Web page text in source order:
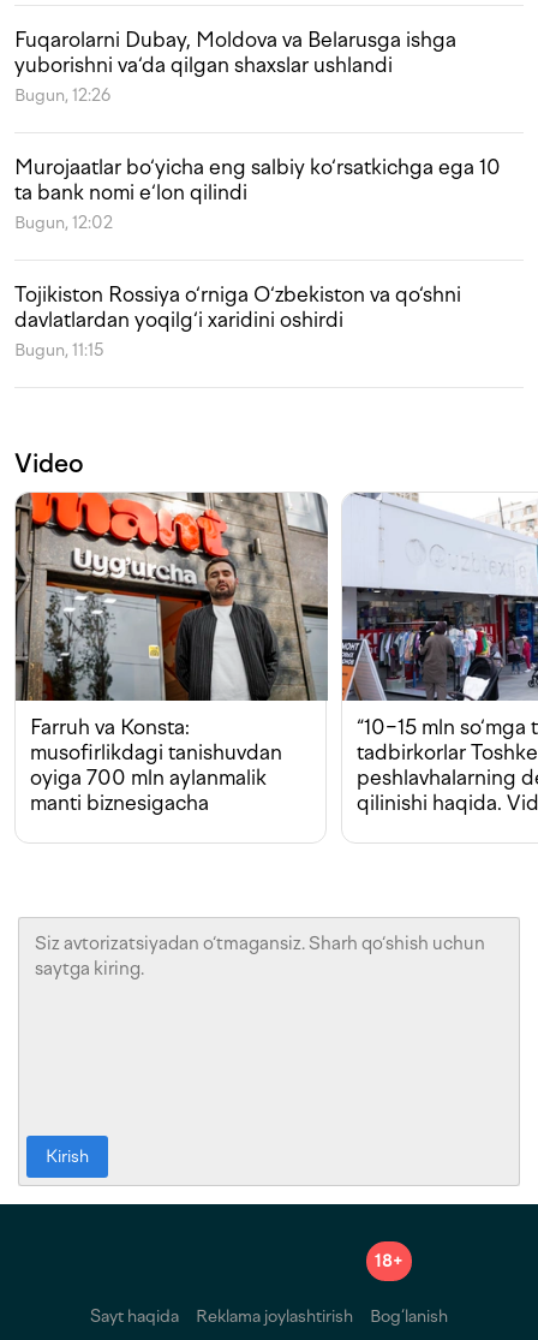
Fuqarolarni Dubay, Moldova va Belarusga ishga
yuborishni va‘da qilgan shaxslar ushlandi
Bugun, 12:26
Murojaatlar bo‘yicha eng salbiy ko‘rsatkichga ega 10
ta bank nomi e‘lon qilindi
Bugun, 12:02
Tojikiston Rossiya o‘rniga O‘zbekiston va qo‘shni
davlatlardan yoqilg‘i xaridini oshirdi
Bugun, 11:15
Video
Farruh va Konsta:
musofirlikdagi tanishuvdan
oyiga 700 mln aylanmalik
manti biznesigacha
“10−15 mln so‘mga
tadbirkorlar
peshlavhalarning
qilinishi haqida.
Kirish
18+
Sayt haqida Reklama joylashtirish Bog‘lanish